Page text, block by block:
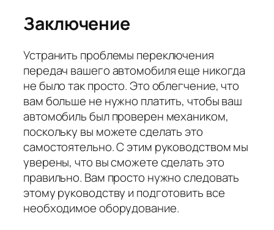
Заключение
Устранить проблемы переключения
передач вашего автомобиля еще никогда
не было так просто. Это облегчение, что
вам больше не нужно платить, чтобы ваш
автомобиль был проверен механиком,
поскольку вы можете сделать это
самостоятельно. С этим руководством мы
уверены, что вы сможете сделать это
правильно. Вам просто нужно следовать
этому руководству и подготовить все
необходимое оборудование.